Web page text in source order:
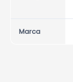
Marca